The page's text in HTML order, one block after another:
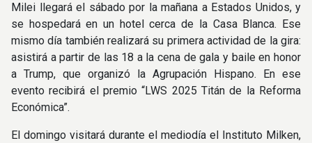
Milei llegará el sábado por la mañana a Estados Unidos, y
se hospedará en un hotel cerca de la Casa Blanca. Ese
mismo día también realizará su primera actividad de la gira:
asistirá a partir de las 18 a la cena de gala y baile en honor
a Trump, que organizó la Agrupación Hispano. En ese
evento recibirá el premio “LWS 2025 Titán de la Reforma
Económica”.
El domingo visitará durante el mediodía el Instituto Milken,